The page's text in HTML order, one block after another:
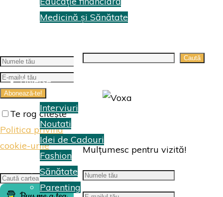
Medicină și Sănătate
Diverse
Interviuri
Noutati
Idei de Cadouri
Fashion
Sănătate
Parenting
Te rog citește
Politica privind
cookie-urile
Search Caută
Search Caută
Mulțumesc pentru vizită!